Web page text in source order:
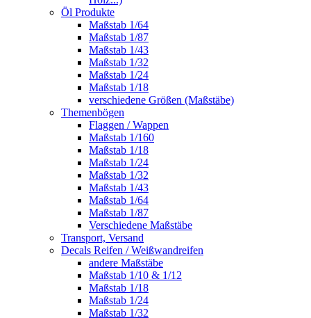
Öl Produkte
Maßstab 1/64
Maßstab 1/87
Maßstab 1/43
Maßstab 1/32
Maßstab 1/24
Maßstab 1/18
verschiedene Größen (Maßstäbe)
Themenbögen
Flaggen / Wappen
Maßstab 1/160
Maßstab 1/18
Maßstab 1/24
Maßstab 1/32
Maßstab 1/43
Maßstab 1/64
Maßstab 1/87
Verschiedene Maßstäbe
Transport, Versand
Decals Reifen / Weißwandreifen
andere Maßstäbe
Maßstab 1/10 & 1/12
Maßstab 1/18
Maßstab 1/24
Maßstab 1/32